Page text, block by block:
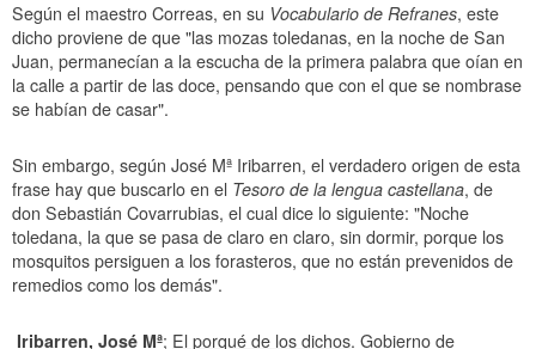
Según el maestro Correas, en su Vocabulario de Refranes, este
dicho proviene de que "las mozas toledanas, en la noche de San
Juan, permanecían a la escucha de la primera palabra que oían en
la calle a partir de las doce, pensando que con el que se nombrase
se habían de casar".
Sin embargo, según José Mª Iribarren, el verdadero origen de esta
frase hay que buscarlo en el Tesoro de la lengua castellana, de
don Sebastián Covarrubias, el cual dice lo siguiente: "Noche
toledana, la que se pasa de claro en claro, sin dormir, porque los
mosquitos persiguen a los forasteros, que no están prevenidos de
remedios como los demás".
Iribarren, José Mª; El porqué de los dichos. Gobierno de